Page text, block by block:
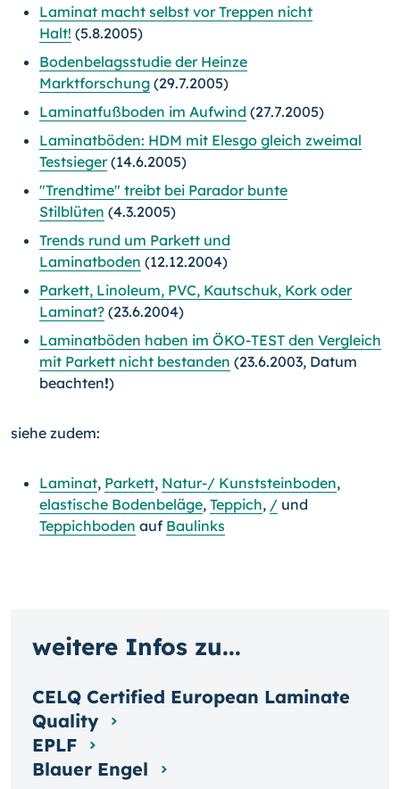
Laminat macht selbst vor Treppen nicht
Halt! (5.8.2005)
Bodenbelagsstudie der Heinze
Marktforschung (29.7.2005)
Laminatfußboden im Aufwind (27.7.2005)
Laminatböden: HDM mit Elesgo gleich zweimal
Testsieger(14.6.2005)
"Trendtime" treibt bei Parador bunte
Stilblüten (4.3.2005)
Trends rund um Parkett und
Laminatboden (12.12.2004)
Parkett, Linoleum, PVC, Kautschuk, Kork oder
Laminat? (23.6.2004)
Laminatböden haben im ÖKO-TEST den Vergleich
mit Parkett nicht bestanden (23.6.2003, Datum
beachten!)
siehe zudem:
Laminat, Parkett, Natur-/ Kunststeinboden,
elastische Bodenbeläge, Teppich, / und
Teppichboden auf Baulinks
weitere Infos zu...
CELQ Certified European Laminate
Quality
EPLF
Blauer Engel